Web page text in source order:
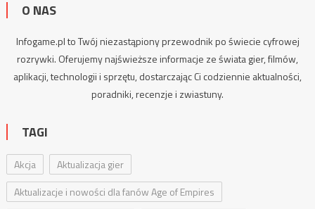
O NAS
Infogame.pl to Twój niezastąpiony przewodnik po świecie cyfrowej
rozrywki. Oferujemy najświeższe informacje ze świata gier, filmów,
aplikacji, technologii i sprzętu, dostarczając Ci codziennie aktualności,
poradniki, recenzje i zwiastuny.
TAGI
Akcja
Aktualizacja gier
Aktualizacje i nowości dla fanów Age of Empires